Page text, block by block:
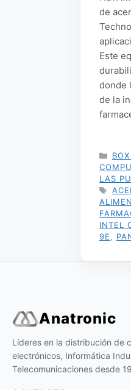
de
Este
donde
de la
LAS
INTEL
9E
Anatronic
Líderes en la distribución de
electrónicos, Informática
Telecomunicaciones desde